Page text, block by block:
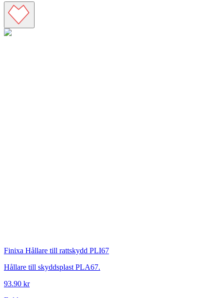
Finixa Hållare till rattskydd PLI67
Hållare till skyddsplast PLA67.
93.90 kr